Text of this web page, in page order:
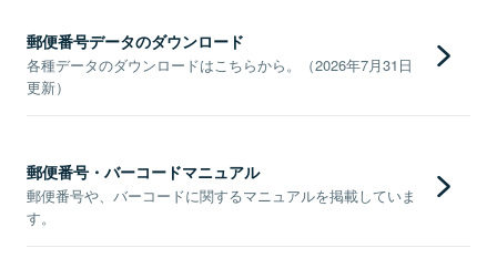
郵便番号データのダウンロード
各種データのダウンロードはこちらから。（2026年7月31日
更新）
郵便番号・バーコードマニュアル
郵便番号や、バーコードに関するマニュアルを掲載していま
す。